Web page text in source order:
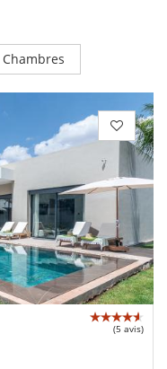
Chambres
(5 avis)